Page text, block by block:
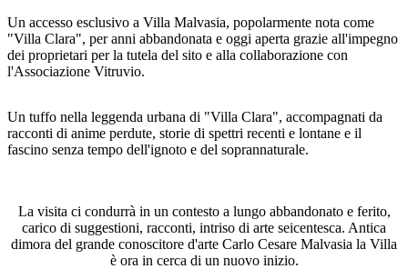
Un accesso esclusivo a Villa Malvasia, popolarmente nota come
"Villa Clara", per anni abbandonata e oggi aperta grazie all'impegno
dei proprietari per la tutela del sito e alla collaborazione con
l'Associazione Vitruvio.
Un tuffo nella leggenda urbana di "Villa Clara", accompagnati da
racconti di anime perdute, storie di spettri recenti e lontane e il
fascino senza tempo dell'ignoto e del soprannaturale.
La visita ci condurrà in un contesto a lungo abbandonato e ferito,
carico di suggestioni, racconti, intriso di arte seicentesca. Antica
dimora del grande conoscitore d'arte Carlo Cesare Malvasia la Villa
è ora in cerca di un nuovo inizio.